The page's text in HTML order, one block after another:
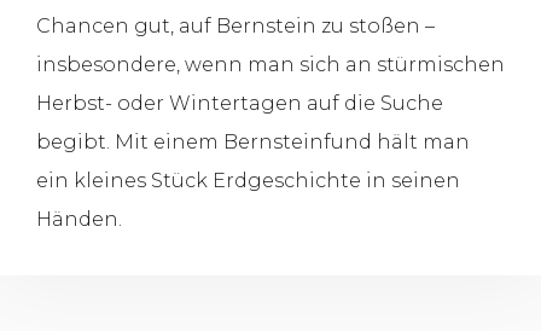
Chancen gut, auf Bernstein zu stoßen –
insbesondere, wenn man sich an stürmischen
Herbst- oder Wintertagen auf die Suche
begibt. Mit einem Bernsteinfund hält man
ein kleines Stück Erdgeschichte in seinen
Händen.